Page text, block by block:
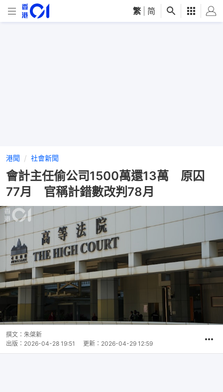
繁 简
港聞 社會新聞
會計主任偷公司1500萬還13萬 原囚
77月 官稱計錯數改判78月
撰文： 朱棨新
出版： 2026-04-28 19:51 更新： 2026-04-29 12:59